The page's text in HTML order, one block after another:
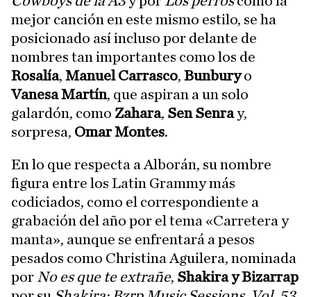
mejor canción en este mismo estilo, se ha
posicionado así incluso por delante de
nombres tan importantes como los de
Rosalía, Manuel Carrasco, Bunburyo
Vanesa Martín, que aspiran a un solo
galardón, como Zahara, Sen Senray,
sorpresa, Omar Montes.
En lo que respecta a Alborán, su nombre
figura entre los Latin Grammy más
codiciados, como el correspondiente a
grabación del año por el tema «Carretera y
manta», aunque se enfrentará a pesos
pesados como Christina Aguilera, nominada
por No es que te extrañe, Shakira y Bizarrap